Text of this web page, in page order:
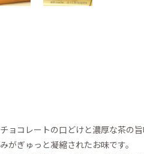
チョコレートの口どけと濃厚な茶の旨
みがぎゅっと凝縮されたお味です。